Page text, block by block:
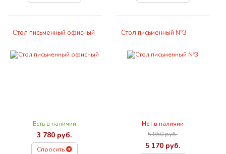
Стол письменный офисный
Есть в наличии
3 780 руб.
Спросить
Стол письменный №3
Нет в наличии
5 850 руб.
5 170 руб.